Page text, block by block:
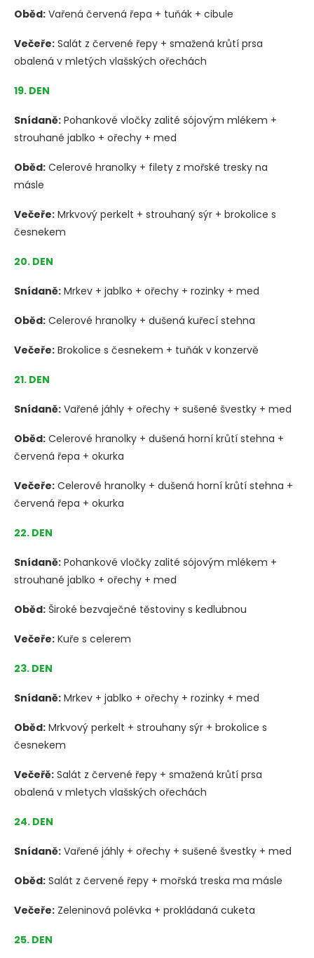
Oběd: Vařená červená řepa + tuňák + cibule
Večeře: Salát z červené řepy + smažená krůtí prsa
obalená v mletých vlašských ořechách
19. DEN
Snídaně: Pohankové vločky zalité sójovým mlékem +
strouhané jablko + ořechy + med
Oběd: Celerové hranolky + filety z mořské tresky na
másle
Večeře: Mrkvový perkelt + strouhaný sýr + brokolice s
česnekem
20. DEN
Snídaně: Mrkev + jablko + ořechy + rozinky + med
Oběd: Celerové hranolky + dušená kuřecí stehna
Večeře: Brokolice s česnekem + tuňák v konzervě
21. DEN
Snídaně: Vařené jáhly + ořechy + sušené švestky + med
Oběd: Celerové hranolky + dušená horní krůtí stehna +
červená řepa + okurka
Večeře: Celerové hranolky + dušená horní krůtí stehna +
červená řepa + okurka
22. DEN
Snídaně: Pohankové vločky zalité sójovým mlékem +
strouhané jablko + ořechy + med
Oběd: Široké bezvaječné těstoviny s kedlubnou
Večeře: Kuře s celerem
23. DEN
Snídaně: Mrkev + jablko + ořechy + rozinky + med
Oběd: Mrkvový perkelt + strouhany sýr + brokolice s
česnekem
Večeřě: Salát z červené řepy + smažená krůtí prsa
obalená v mletych vlašských ořechách
24. DEN
Snídaně: Vařené jáhly + ořechy + sušené švestky + med
Oběd: Salát z červené řepy + mořská treska ma másle
Večeře: Zeleninová polévka + prokládaná cuketa
25. DEN